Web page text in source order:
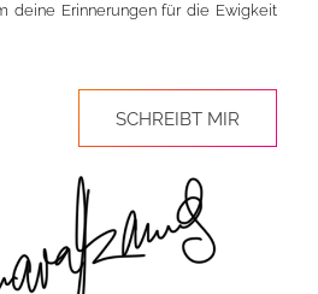
deine Erinnerungen für die Ewigkeit
SCHREIBT MIR